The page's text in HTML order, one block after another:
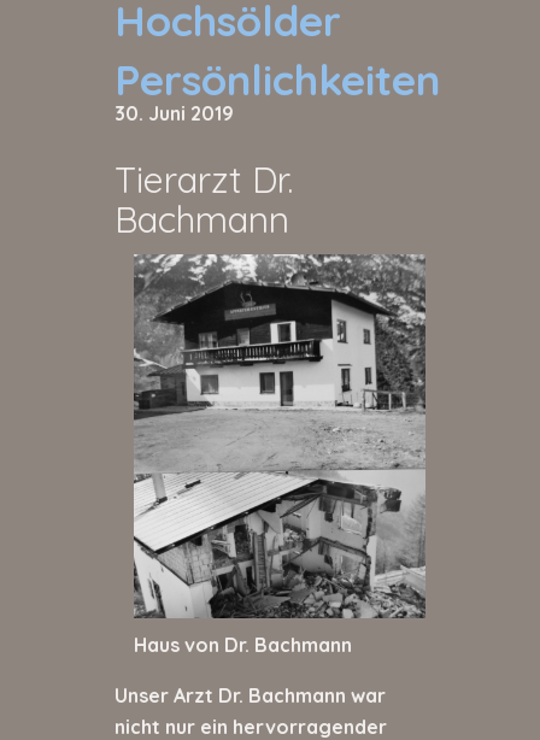
Hochsölder
Persönlichkeiten
30. Juni 2019
Tierarzt Dr.
Bachmann
Haus von Dr. Bachmann
Unser Arzt Dr. Bachmann war
nicht nur ein hervorragender